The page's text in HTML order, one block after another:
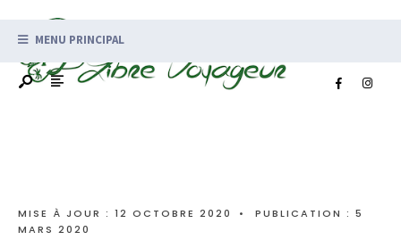
MENU PRINCIPAL
MISE À JOUR : 12 OCTOBRE 2020 •
PUBLICATION : 5
MARS 2020